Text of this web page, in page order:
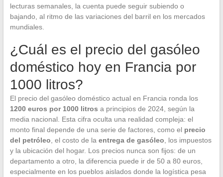
lecturas semanales, la cuenta puede seguir subiendo o
bajando, al ritmo de las variaciones del barril en los mercados
mundiales.
¿Cuál es el precio del gasóleo
doméstico hoy en Francia por
1000 litros?
El precio del gasóleo doméstico actual en Francia ronda los
1200 euros por 1000 litros a principios de 2024, según la
media nacional. Esta cifra oculta una realidad compleja: el
monto final depende de una serie de factores, como el precio
del petróleo , el costo de la entrega de gasóleo , los impuestos
y la ubicación del hogar. Los precios nunca son fijos: de un
departamento a otro, la diferencia puede ir de 50 a 80 euros,
especialmente en los pueblos aislados donde la logística pesa